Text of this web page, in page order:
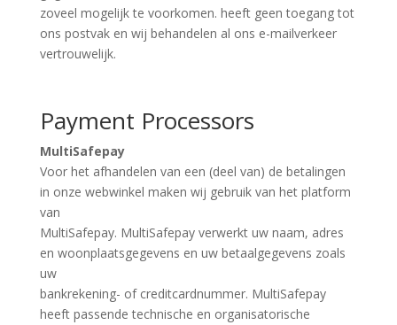
zoveel mogelijk te voorkomen. heeft geen toegang tot
ons postvak en wij behandelen al ons e-mailverkeer
vertrouwelijk.
Payment Processors
MultiSafepay
Voor het afhandelen van een (deel van) de betalingen
in onze webwinkel maken wij gebruik van het platform
van
MultiSafepay. MultiSafepay verwerkt uw naam, adres
en woonplaatsgegevens en uw betaalgegevens zoals
uw
bankrekening- of creditcardnummer. MultiSafepay
heeft passende technische en organisatorische